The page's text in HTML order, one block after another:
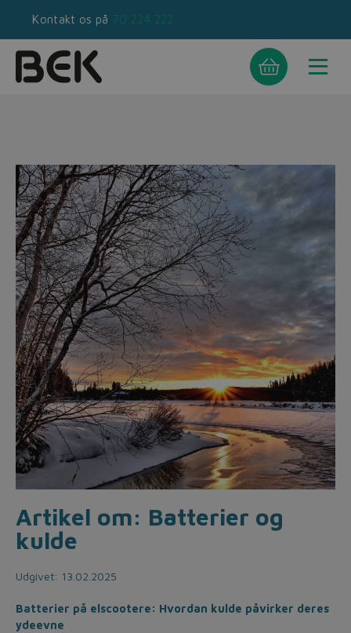
Kontakt os på 70 224 222
Artikel om: Batterier og
kulde
Udgivet: 13.02.2025
Batterier på elscootere: Hvordan kulde påvirker deres
ydeevne